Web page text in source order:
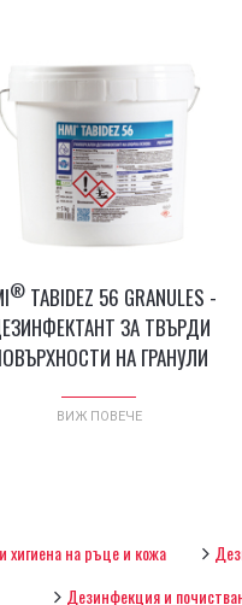
® TABIDEZ 56 GRANULES -
ЗА ТВЪРДИ
НА ГРАНУЛИ
ВИЖ ПОВЕЧЕ
на ръце и кожа
Дезинфекция и